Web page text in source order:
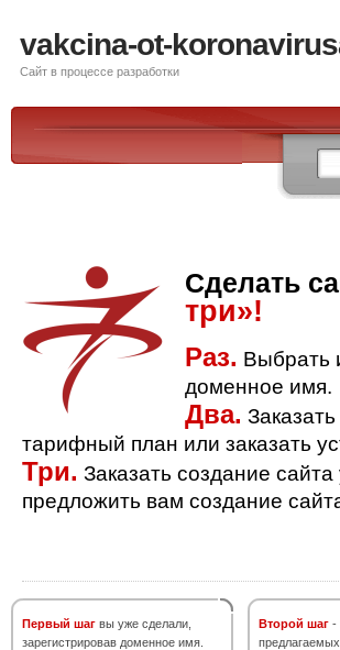
vakcina-ot-
Сайт в процессе разработки
Сделать
три»!
Раз. Выбрать
доменное имя.
Два.
тарифный план или заказать
Три. Заказать создание
предложить вам создание
Первый шаг вы уже сделали,
зарегистрировав доменное имя.
Второй шаг -